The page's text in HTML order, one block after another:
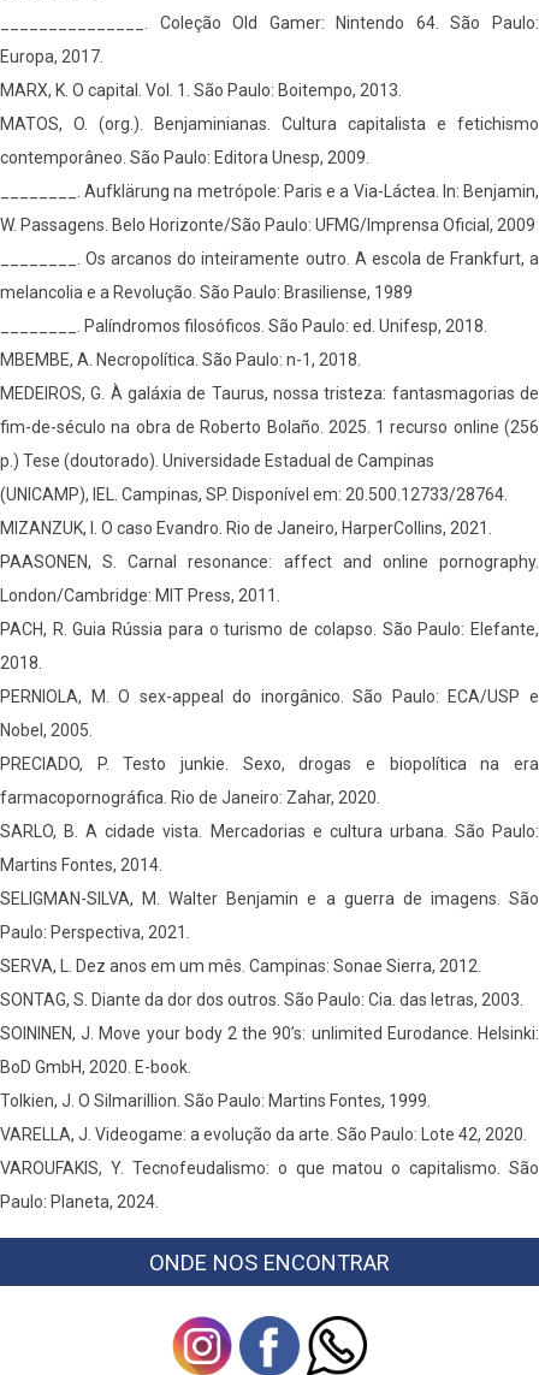
_______________. Coleção Old Gamer: Nintendo 64. São Paulo:
Europa, 2017.
MARX, K. O capital. Vol. 1. São Paulo: Boitempo, 2013.
MATOS, O. (org.). Benjaminianas. Cultura capitalista e fetichismo
contemporâneo. São Paulo: Editora Unesp, 2009.
________. Aufklärung na metrópole: Paris e a Via-Láctea. In: Benjamin,
W. Passagens. Belo Horizonte/São Paulo: UFMG/Imprensa Oficial, 2009
________. Os arcanos do inteiramente outro. A escola de Frankfurt, a
melancolia e a Revolução. São Paulo: Brasiliense, 1989
________. Palíndromos filosóficos. São Paulo: ed. Unifesp, 2018.
MBEMBE, A. Necropolítica. São Paulo: n-1, 2018.
MEDEIROS, G. À galáxia de Taurus, nossa tristeza: fantasmagorias de
fim-de-século na obra de Roberto Bolaño. 2025. 1 recurso online (256
p.) Tese (doutorado). Universidade Estadual de Campinas
(UNICAMP), IEL. Campinas, SP. Disponível em: 20.500.12733/28764.
MIZANZUK, I. O caso Evandro. Rio de Janeiro, HarperCollins, 2021.
PAASONEN, S. Carnal resonance: affect and online pornography.
London/Cambridge: MIT Press, 2011.
PACH, R. Guia Rússia para o turismo de colapso. São Paulo: Elefante,
2018.
PERNIOLA, M. O sex-appeal do inorgânico. São Paulo: ECA/USP e
Nobel, 2005.
PRECIADO, P. Testo junkie. Sexo, drogas e biopolítica na era
farmacopornográfica. Rio de Janeiro: Zahar, 2020.
SARLO, B. A cidade vista. Mercadorias e cultura urbana. São Paulo:
Martins Fontes, 2014.
SELIGMAN-SILVA, M. Walter Benjamin e a guerra de imagens. São
Paulo: Perspectiva, 2021.
SERVA, L. Dez anos em um mês. Campinas: Sonae Sierra, 2012.
SONTAG, S. Diante da dor dos outros. São Paulo: Cia. das letras, 2003.
SOININEN, J. Move your body 2 the 90’s: unlimited Eurodance. Helsinki:
BoD GmbH, 2020. E-book.
Tolkien, J. O Silmarillion. São Paulo: Martins Fontes, 1999.
VARELLA, J. Videogame: a evolução da arte. São Paulo: Lote 42, 2020.
VAROUFAKIS, Y. Tecnofeudalismo: o que matou o capitalismo. São
Paulo: Planeta, 2024.
ONDE NOS ENCONTRAR